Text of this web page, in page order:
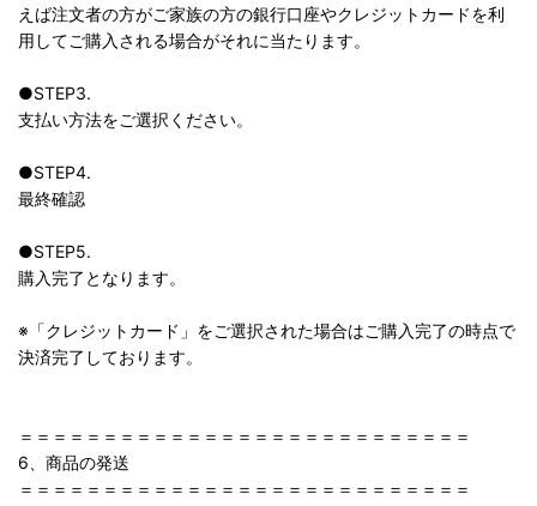
えば注文者の方がご家族の方の銀行口座やクレジットカードを利
用してご購入される場合がそれに当たります。
●STEP3.
支払い方法をご選択ください。
●STEP4.
最終確認
●STEP5.
購入完了となります。
※「クレジットカード」をご選択された場合はご購入完了の時点で
決済完了しております。
＝＝＝＝＝＝＝＝＝＝＝＝＝＝＝＝＝＝＝＝＝＝＝＝＝＝＝
6、商品の発送
＝＝＝＝＝＝＝＝＝＝＝＝＝＝＝＝＝＝＝＝＝＝＝＝＝＝＝